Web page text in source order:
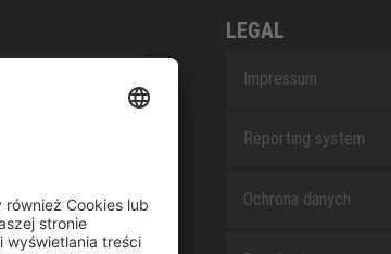
LEGAL
Impressum
Reporting system
Ochrona danych